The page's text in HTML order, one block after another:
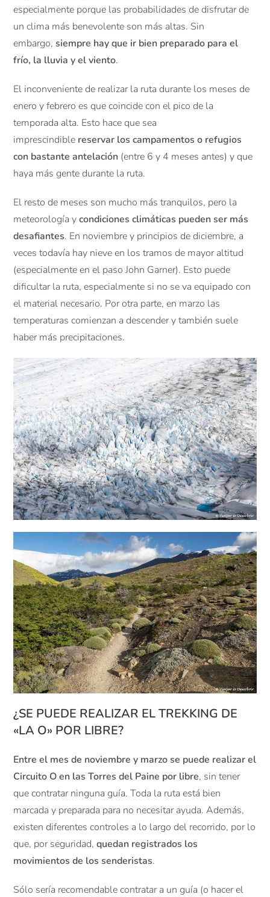
especialmente porque las probabilidades de disfrutar de
un clima más benevolente son más altas. Sin
embargo,siempre hay que ir bien preparado para el
frío, la lluvia y el viento.
El inconveniente de realizar la ruta durante los meses de
enero y febrero es que coincide con el pico de la
temporada alta. Esto hace que sea
imprescindible reservar los campamentos o refugios
con bastante antelación (entre 6 y 4 meses antes) y que
haya más gente durante la ruta.
El resto de meses son mucho más tranquilos, pero la
meteorología ycondiciones climáticas pueden ser más
desafiantes. En noviembre y principios de diciembre, a
veces todavía hay nieve en los tramos de mayor altitud
(especialmente en el paso John Garner). Esto puede
dificultar la ruta, especialmente si no se va equipado con
el material necesario. Por otra parte, en marzo las
temperaturas comienzan a descender y también suele
haber más precipitaciones.
¿SE PUEDE REALIZAR EL TREKKING DE
«LA O» POR LIBRE?
Entre el mes de noviembre y marzo se puede realizar el
Circuito O en las Torres del Paine por libre, sin tener
que contratar ninguna guía. Toda la ruta está bien
marcada y preparada para no necesitar ayuda. Además,
existen diferentes controles a lo largo del recorrido, por lo
que, por seguridad,quedan registrados los
movimientos de los senderistas.
Sólo sería recomendable contratar a un guía (o hacer el